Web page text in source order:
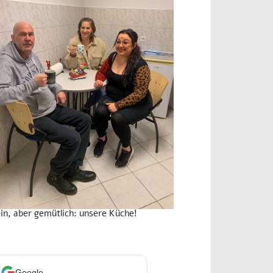
aber gemütlich: unsere Küche!